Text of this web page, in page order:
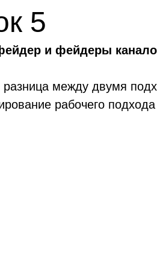
и фейдеры
разница между двумя
рабочего подхода
5